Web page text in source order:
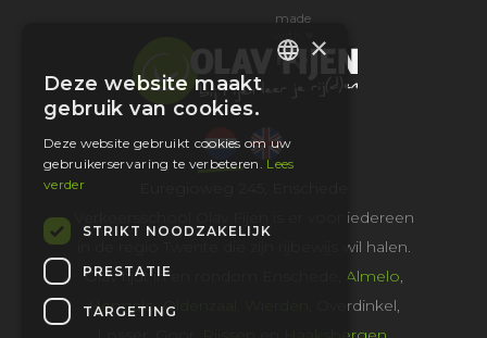
made
with ♥
Verkeersschool Olav Fijen is er voor iedereen
in de regio Twente die zijn rijbewijs wil halen.
Olav rijdt in en rondom Enschede,
Almelo,
Hengelo,Oldenzaal
, Overdinkel,
×
Deze website maakt
gebruik van cookies.
Deze website gebruikt cookies om uw
gebruikerservaring te verbeteren. Lees
verder
STRIKT NOODZAKELIJK
PRESTATIE
TARGETING